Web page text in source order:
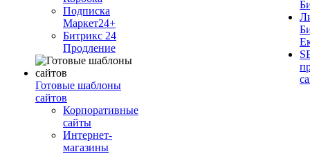
Подписка
Маркет24+
Битрикс 24
Продление
Готовые шаблоны
сайтов
Корпоративные
сайты
Интернет-
магазины